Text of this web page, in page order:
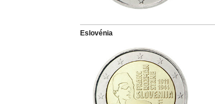
Eslovénia